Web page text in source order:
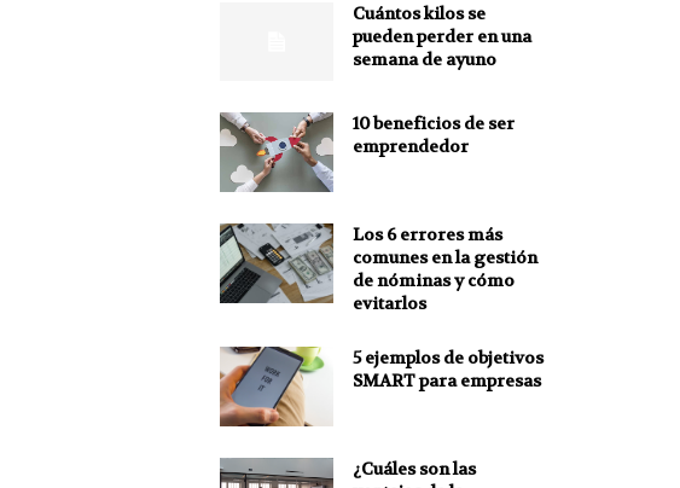
Cuántos kilos se
pueden perder en una
semana de ayuno
10 beneficios de ser
emprendedor
Los 6 errores más
comunes en la gestión
de nóminas y cómo
evitarlos
5 ejemplos de objetivos
SMART para empresas
¿Cuáles son las